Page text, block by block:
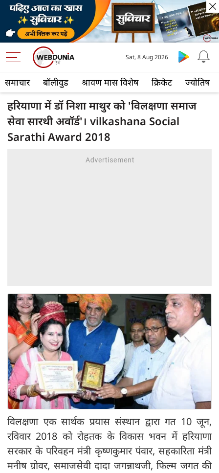
समाचार बॉलीवुड श्रावण मास विशेष क्रिकेट ज्योतिष
Sat, 8 Aug 2026
हरियाणा में डॉ निशा माथुर को 'विलक्षणा समाज
सेवा सारथी अवॉर्ड'। vilkashana Social
Sarathi Award 2018
विलक्षणा एक सार्थक प्रयास संस्थान द्वारा गत 10 जून,
रविवार 2018 को रोहतक के विकास भवन में हरियाणा
सरकार के परिवहन मंत्री कृष्णकुमार पंवार, सहकारिता मंत्री
मनीष ग्रोवर, समाजसेवी दादा जगन्नाथजी, फिल्म जगत की